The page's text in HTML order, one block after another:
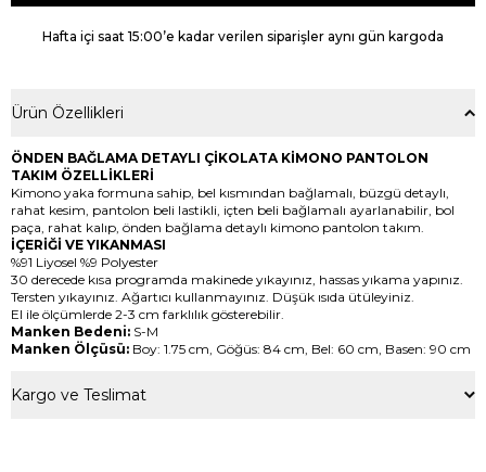
Hafta içi saat 15:00’e kadar verilen siparişler aynı gün kargoda
Ürün Özellikleri
ÖNDEN BAĞLAMA DETAYLI ÇİKOLATA KİMONO PANTOLON
TAKIM ÖZELLİKLERİ
Kimono yaka formuna sahip, bel kısmından bağlamalı, büzgü detaylı,
rahat kesim, pantolon beli lastikli, içten beli bağlamalı ayarlanabilir, bol
paça, rahat kalıp, önden bağlama detaylı kimono pantolon takım.
İÇERİĞİ VE YIKANMASI
%91 Liyosel %9 Polyester
30 derecede kısa programda makinede yıkayınız, hassas yıkama yapınız.
Tersten yıkayınız. Ağartıcı kullanmayınız. Düşük ısıda ütüleyiniz.
El ile ölçümlerde 2-3 cm farklılık gösterebilir.
Manken Bedeni: S-M
Manken Ölçüsü: Boy: 1.75 cm, Göğüs: 84 cm, Bel: 60 cm, Basen: 90 cm
Kargo ve Teslimat